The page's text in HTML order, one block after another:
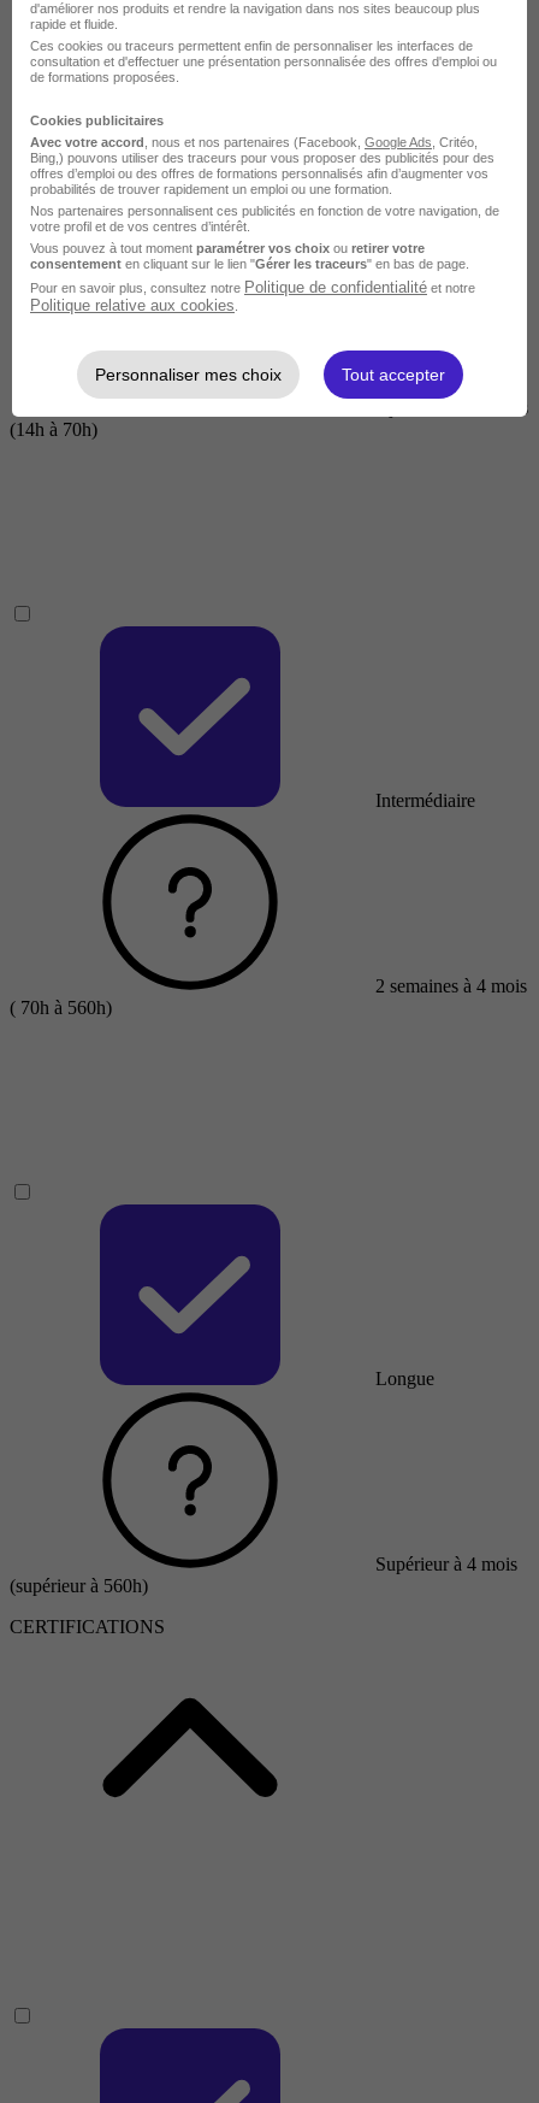
Courte
2 jours à 2 semaines
(14h à 70h)
Intermédiaire
2 semaines à 4 mois
( 70h à 560h)
Longue
Supérieur à 4 mois
(supérieur à 560h)
CERTIFICATIONS
d'améliorer nos produits et rendre la navigation dans nos sites beaucoup plus
rapide et fluide.
Ces cookies ou traceurs permettent enfin de personnaliser les interfaces de
consultation et d'effectuer une présentation personnalisée des offres d'emploi ou
de formations proposées.
Cookies publicitaires
Avec votre accord , nous et nos partenaires (Facebook, Google Ads , Critéo,
Bing,) pouvons utiliser des traceurs pour vous proposer des publicités pour des
offres d’emploi ou des offres de formations personnalisés afin d’augmenter vos
probabilités de trouver rapidement un emploi ou une formation.
Nos partenaires personnalisent ces publicités en fonction de votre navigation, de
votre profil et de vos centres d’intérêt.
Vous pouvez à tout moment paramétrer vos choix ou retirer votre
consentement en cliquant sur le lien "Gérer les traceurs" en bas de page.
Pour en savoir plus, consultez notre Politique de confidentialité et notre
Politique relative aux cookies
Personnaliser mes choix Tout accepter